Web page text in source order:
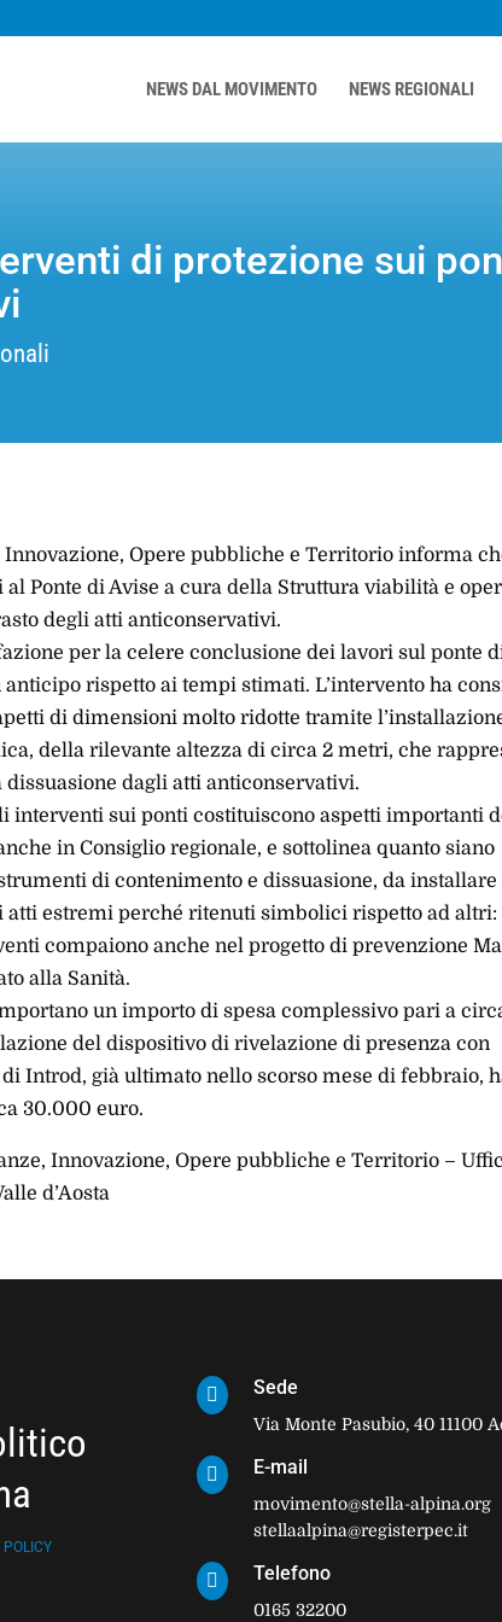
NEWS DAL MOVIMENTO NEWS REGIONALI
di protezione sui
Innovazione, Opere pubbliche e Territorio informa
Ponte di Avise a cura della Struttura viabilità e
degli atti anticonservativi.
per la celere conclusione dei lavori sul ponte
rispetto ai tempi stimati. L’intervento ha
di dimensioni molto ridotte tramite
della rilevante altezza di circa 2 metri, che
dagli atti anticonservativi.
interventi sui ponti costituiscono aspetti importanti
in Consiglio regionale, e sottolinea quanto siano
di contenimento e dissuasione, da installare
atti estremi perché ritenuti simbolici rispetto ad
compaiono anche nel progetto di prevenzione
alla Sanità.
un importo di spesa complessivo pari a
del dispositivo di rivelazione di presenza con
Introd, già ultimato nello scorso mese di febbraio,
30.000 euro.
Innovazione, Opere pubbliche e Territorio –
d’Aosta
POLICY
 Sede
Via Monte Pasubio, 40 11100
 E-mail
movimento@stella-alpina.org
stellaalpina@registerpec.it
 Telefono
0165 32200